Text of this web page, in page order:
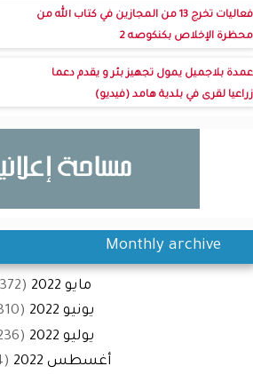
فعاليات تخرج 13 من المجازين في كتاب الله من
محظرة الإخلاص بكنكوصه 2
عمدة بلاجميل يمول تجهيز بئر و يقدم دعما
زراعيا لقرى في بلدية هامد (فيديو)
Monthly archive
مايو 2022
(372)
يونيو 2022
(310)
يوليو 2022
(236)
أغسطس 2022
(204)